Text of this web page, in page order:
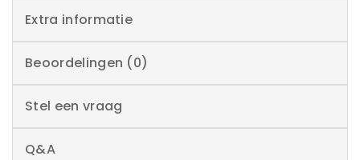
Extra informatie
Beoordelingen (0)
Stel een vraag
Q&A